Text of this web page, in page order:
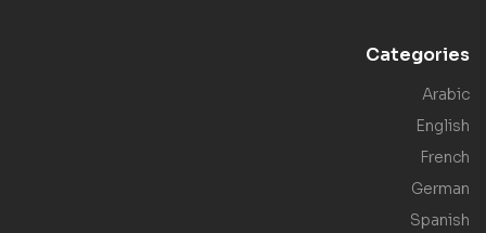
Categories
Arabic
English
French
German
Spanish